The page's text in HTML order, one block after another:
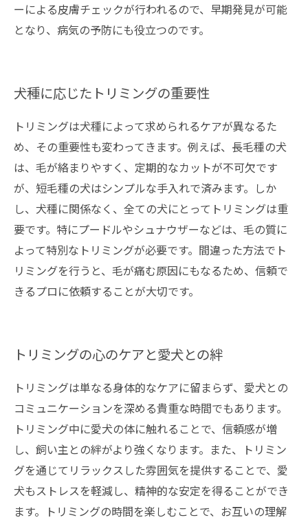
ーによる皮膚チェックが行われるので、早期発見が可能
となり、病気の予防にも役立つのです。
犬種に応じたトリミングの重要性
トリミングは犬種によって求められるケアが異なるた
め、その重要性も変わってきます。例えば、長毛種の犬
は、毛が絡まりやすく、定期的なカットが不可欠です
が、短毛種の犬はシンプルな手入れで済みます。しか
し、犬種に関係なく、全ての犬にとってトリミングは重
要です。特にプードルやシュナウザーなどは、毛の質に
よって特別なトリミングが必要です。間違った方法でト
リミングを行うと、毛が痛む原因にもなるため、信頼で
きるプロに依頼することが大切です。
トリミングの心のケアと愛犬との絆
トリミングは単なる身体的なケアに留まらず、愛犬との
コミュニケーションを深める貴重な時間でもあります。
トリミング中に愛犬の体に触れることで、信頼感が増
し、飼い主との絆がより強くなります。また、トリミン
グを通じてリラックスした雰囲気を提供することで、愛
犬もストレスを軽減し、精神的な安定を得ることができ
ます。トリミングの時間を楽しむことで、お互いの理解